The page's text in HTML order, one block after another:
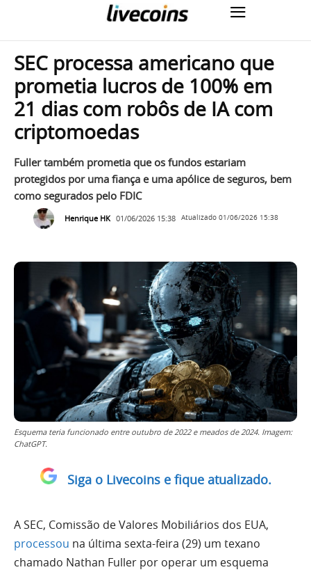
SEC processa americano que
prometia lucros de 100% em
21 dias com robôs de IA com
criptomoedas
Fuller também prometia que os fundos estariam
protegidos por uma fiança e uma apólice de seguros, bem
como segurados pelo FDIC
Henrique HK 01/06/2026 15:38 Atualizado 01/06/2026 15:38
Esquema teria funcionado entre outubro de 2022 e meados de 2024. Imagem:
ChatGPT.
Siga o Livecoins e fique atualizado.
A SEC, Comissão de Valores Mobiliários dos EUA,
processou na última sexta-feira (29) um texano
chamado Nathan Fuller por operar um esquema